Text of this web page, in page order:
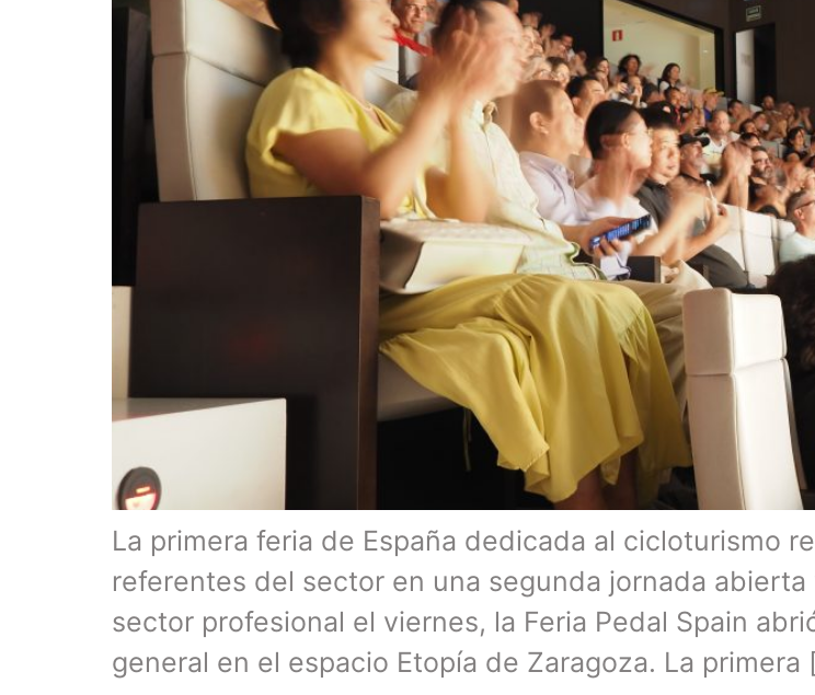
La primera feria de España dedicada al cicloturismo
referentes del sector en una segunda jornada
sector profesional el viernes, la Feria Pedal Spain
general en el espacio Etopía de Zaragoza. La primera